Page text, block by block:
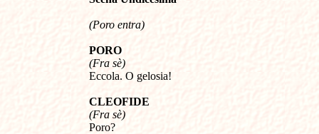
(Poro entra)
PORO
(Fra sè)
Eccola. O gelosia!
CLEOFIDE
(Fra sè)
Poro?